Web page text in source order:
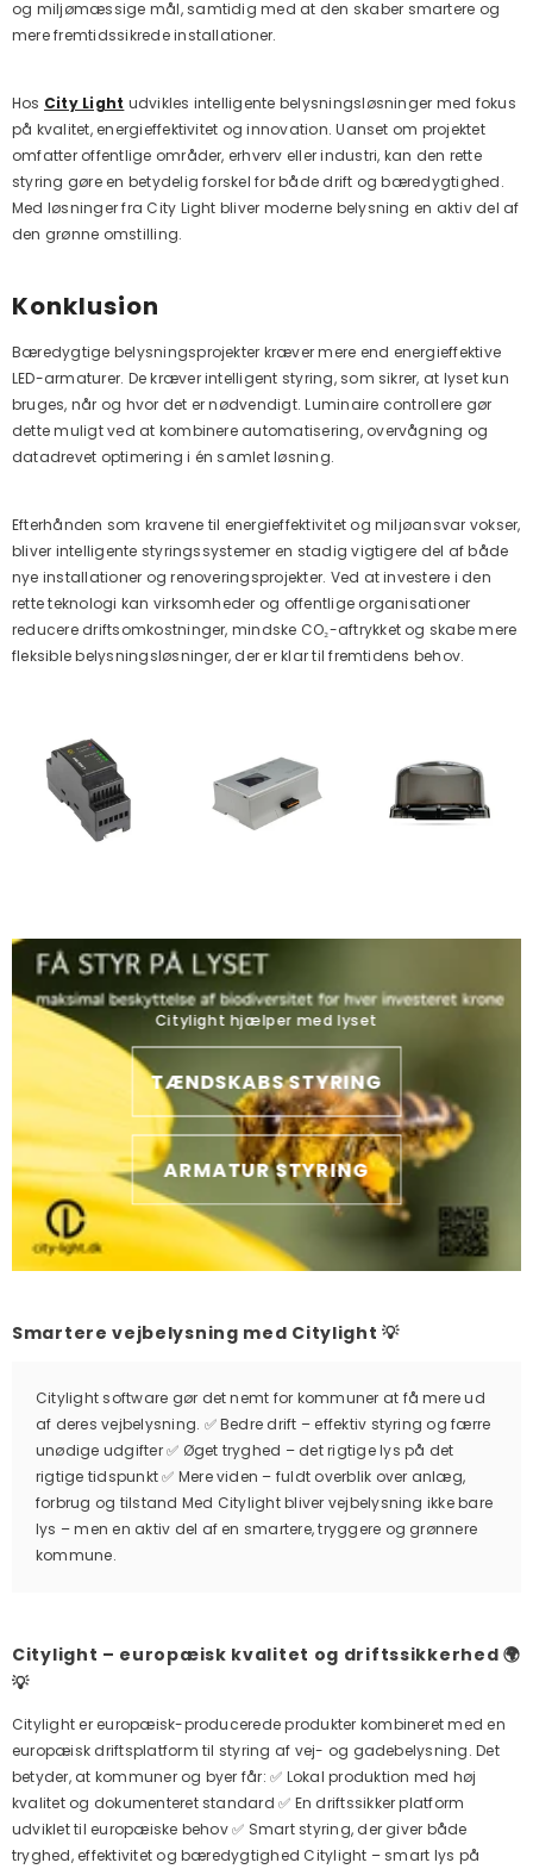
og miljømæssige mål, samtidig med at den skaber smartere og
mere fremtidssikrede installationer.
Hos City Light udvikles intelligente belysningsløsninger med fokus
på kvalitet, energieffektivitet og innovation. Uanset om projektet
omfatter offentlige områder, erhverv eller industri, kan den rette
styring gøre en betydelig forskel for både drift og bæredygtighed.
Med løsninger fra City Light bliver moderne belysning en aktiv del af
den grønne omstilling.
Konklusion
Bæredygtige belysningsprojekter kræver mere end energieffektive
LED-armaturer. De kræver intelligent styring, som sikrer, at lyset kun
bruges, når og hvor det er nødvendigt. Luminaire controllere gør
dette muligt ved at kombinere automatisering, overvågning og
datadrevet optimering i én samlet løsning.
Efterhånden som kravene til energieffektivitet og miljøansvar vokser,
bliver intelligente styringssystemer en stadig vigtigere del af både
nye installationer og renoveringsprojekter. Ved at investere i den
rette teknologi kan virksomheder og offentlige organisationer
reducere driftsomkostninger, mindske CO₂-aftrykket og skabe mere
fleksible belysningsløsninger, der er klar til fremtidens behov.
Citylight hjælper med lyset
TÆNDSKABS STYRING
ARMATUR STYRING
Smartere vejbelysning med Citylight 💡
Citylight software gør det nemt for kommuner at få mere ud
af deres vejbelysning. ✅ Bedre drift – effektiv styring og færre
unødige udgifter ✅ Øget tryghed – det rigtige lys på det
rigtige tidspunkt ✅ Mere viden – fuldt overblik over anlæg,
forbrug og tilstand Med Citylight bliver vejbelysning ikke bare
lys – men en aktiv del af en smartere, tryggere og grønnere
kommune.
Citylight – europæisk kvalitet og driftssikkerhed 🌍
💡
Citylight er europæisk-producerede produkter kombineret med en
europæisk driftsplatform til styring af vej- og gadebelysning. Det
betyder, at kommuner og byer får: ✅ Lokal produktion med høj
kvalitet og dokumenteret standard ✅ En driftssikker platform
udviklet til europæiske behov ✅ Smart styring, der giver både
tryghed, effektivitet og bæredygtighed Citylight – smart lys på